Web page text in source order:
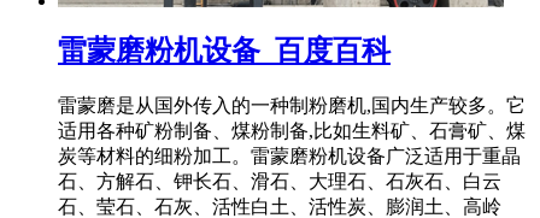
雷蒙磨粉机设备_百度百科
雷蒙磨是从国外传入的一种制粉磨机,国内生产较多。它
适用各种矿粉制备、煤粉制备,比如生料矿、石膏矿、煤
炭等材料的细粉加工。雷蒙磨粉机设备广泛适用于重晶
石、方解石、钾长石、滑石、大理石、石灰石、白云
石、莹石、石灰、活性白土、活性炭、膨润土、高岭